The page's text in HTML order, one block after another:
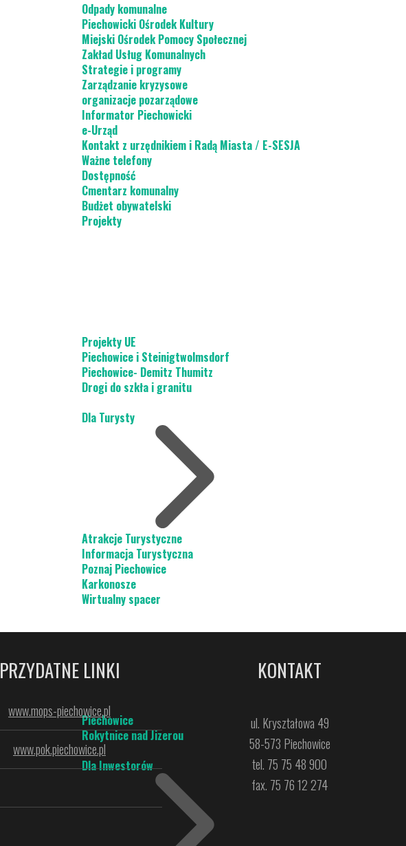
Odpady komunalne
Piechowicki Ośrodek Kultury
Miejski Ośrodek Pomocy Społecznej
Zakład Usług Komunalnych
Strategie i programy
Zarządzanie kryzysowe
organizacje pozarządowe
Informator Piechowicki
e-Urząd
Kontakt z urzędnikiem i Radą Miasta / E-SESJA
Ważne telefony
Dostępność
Cmentarz komunalny
Budżet obywatelski
Projekty
Projekty UE
Piechowice i Steinigtwolmsdorf
Piechowice- Demitz Thumitz
Drogi do szkła i granitu
Dla Turysty
Atrakcje Turystyczne
Informacja Turystyczna
Poznaj Piechowice
Karkonosze
Wirtualny spacer
Piechowice
Rokytnice nad Jizerou
Dla Inwestorów
PRZYDATNE LINKI
www.mops-piechowice.pl
www.pok.piechowice.pl
KONTAKT
ul. Kryształowa 49
58-573 Piechowice
tel. 75 75 48 900
fax. 75 76 12 274